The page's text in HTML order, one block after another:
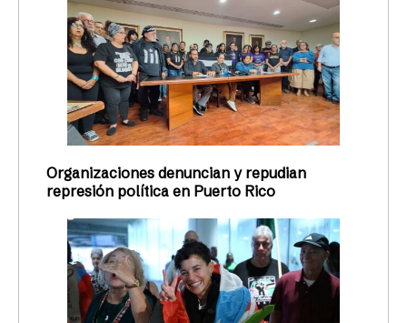
Organizaciones denuncian y repudian
represión política en Puerto Rico